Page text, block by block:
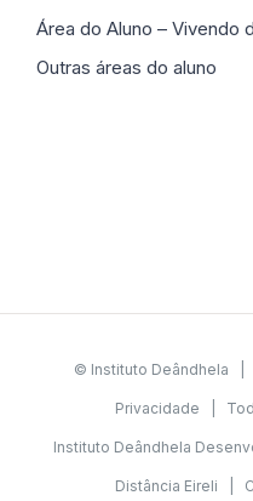
Área do Aluno – Vivendo
Outras áreas do aluno
© Instituto Deândhela |
Privacidade |
Instituto Deândhela
Distância Eireli |